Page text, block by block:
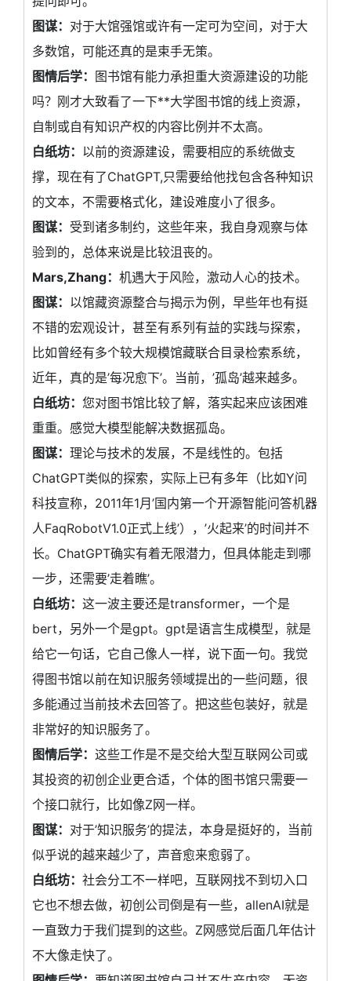
图谋： 对于大馆强馆或许有一定可为空间，对于大
多数馆，可能还真的是束手无策。
图情后学： 图书馆有能力承担重大资源建设的功能
吗？刚才大致看了一下**大学图书馆的线上资源，
自制或自有知识产权的内容比例并不太高。
白纸坊： 以前的资源建设，需要相应的系统做支
撑，现在有了ChatGPT,只需要给他找包含各种知识
的文本，不需要格式化，建设难度小了很多。
图谋： 受到诸多制约，这些年来，我自身观察与体
验到的，总体来说是比较沮丧的。
Mars,Zhang： 机遇大于风险，激动人心的技术。
图谋： 以馆藏资源整合与揭示为例，早些年也有挺
不错的宏观设计，甚至有系列有益的实践与探索，
比如曾经有多个较大规模馆藏联合目录检索系统，
近年，真的是’每况愈下’。当前，’孤岛’越来越多。
白纸坊： 您对图书馆比较了解，落实起来应该困难
重重。感觉大模型能解决数据孤岛。
图谋： 理论与技术的发展，不是线性的。包括
ChatGPT类似的探索，实际上已有多年（比如Y问
科技宣称，2011年1月’国内第一个开源智能问答机器
人FaqRobotV1.0正式上线’），’火起来’的时间并不
长。ChatGPT确实有着无限潜力，但具体能走到哪
一步，还需要’走着瞧’。
白纸坊： 这一波主要还是transformer，一个是
bert，另外一个是gpt。gpt是语言生成模型，就是
给它一句话，它自己像人一样，说下面一句。我觉
得图书馆以前在知识服务领域提出的一些问题，很
多能通过当前技术去回答了。把这些包装好，就是
非常好的知识服务了。
图情后学： 这些工作是不是交给大型互联网公司或
其投资的初创企业更合适，个体的图书馆只需要一
个接口就行，比如像Z网一样。
图谋： 对于’知识服务’的提法，本身是挺好的，当前
似乎说的越来越少了，声音愈来愈弱了。
白纸坊： 社会分工不一样吧，互联网找不到切入口
它也不想去做，初创公司倒是有一些，allenAI就是
一直致力于我们提到的这些。Z网感觉后面几年估计
不大像走快了。